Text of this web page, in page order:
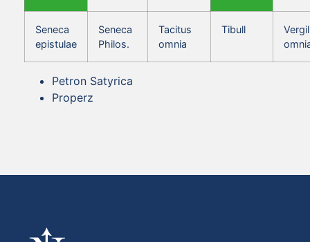
Seneca
epistulae
Seneca
Philos.
Tacitus
omnia
Tibull
Vergil
Petron Satyrica
Properz